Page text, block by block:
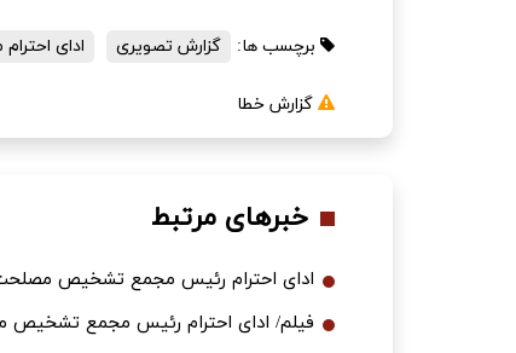
برچسب ها: گزارش تصویری ادای
گزارش خطا
خبرهای مرتبط
ادای احترام رئیس مجمع تشخیص مصلحت
فیلم/ ادای احترام رئیس مجمع تشخیص